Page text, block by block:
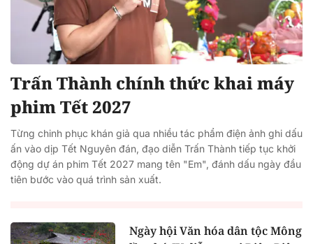
Trấn Thành chính thức khai máy
phim Tết 2027
Từng chinh phục khán giả qua nhiều tác phẩm điện ảnh ghi dấu
ấn vào dịp Tết Nguyên đán, đạo diễn Trấn Thành tiếp tục khởi
động dự án phim Tết 2027 mang tên "Em", đánh dấu ngày đầu
tiên bước vào quá trình sản xuất.
Ngày hội Văn hóa dân tộc Mông